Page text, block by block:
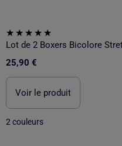
25,90 €
Voir le produit
2 couleurs